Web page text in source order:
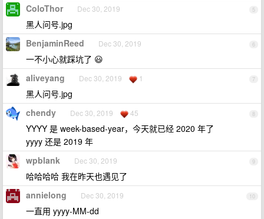
5
ColoThor Dec 30, 2019
黑人问号.jpg
6
BenjaminReed Dec 30, 2019
一不小心就踩坑了 😃
7
aliveyang Dec 30, 2019 1
黑人问号.jpg
8
chendy Dec 30, 2019 45
YYYY 是 week-based-year，今天就已经 2020 年了
yyyy 还是 2019 年
9
wpblank Dec 30, 2019
哈哈哈哈 我在昨天也遇见了
10
annielong Dec 30, 2019
一直用 yyyy-MM-dd